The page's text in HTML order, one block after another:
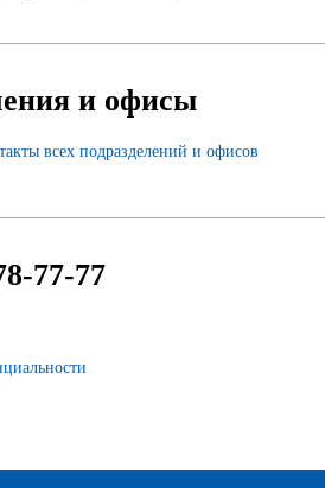
и офисы
всех подразделений и офисов
77-77